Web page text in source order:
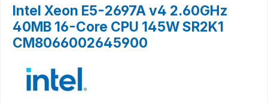
Intel Xeon E5-2697A v4 2.60GHz
40MB 16-Core CPU 145W SR2K1
CM8066002645900